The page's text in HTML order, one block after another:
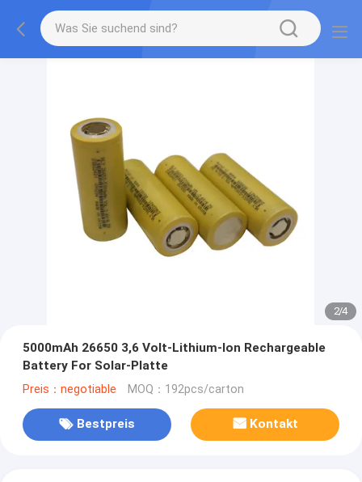
2/4
5000mAh 26650 3,6 Volt-Lithium-Ion Rechargeable
Battery For Solar-Platte
Preis：negotiable MOQ：192pcs/carton
Bestpreis Kontakt